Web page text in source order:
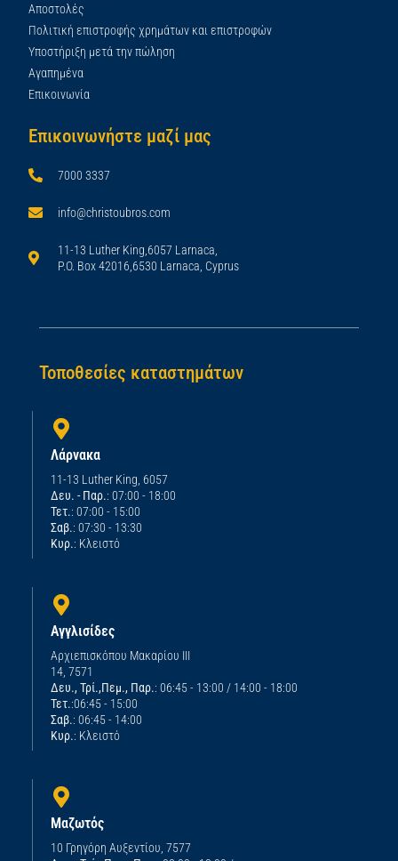
Αποστολές
Πολιτική επιστροφής χρημάτων και επιστροφών
Υποστήριξη μετά την πώληση
Αγαπημένα
Επικοινωνία
Επικοινωνήστε μαζί μας
7000 3337
info@christoubros.com
11-13 Luther King,6057 Larnaca,
P.O. Box 42016,6530 Larnaca, Cyprus
Τοποθεσίες καταστημάτων
Λάρνακα
11-13 Luther King, 6057
Δευ. - Παρ.: 07:00 - 18:00
Τετ.: 07:00 - 15:00
Σαβ.: 07:30 - 13:30
Κυρ.: Κλειστό
Αγγλισίδες
Αρχιεπισκόπου Μακαρίου ΙΙΙ
14, 7571
Δευ., Τρί.,Πεμ., Παρ.: 06:45 - 13:00 / 14:00 - 18:00
Τετ.:06:45 - 15:00
Σαβ.: 06:45 - 14:00
Κυρ.: Κλειστό
Μαζωτός
10 Γρηγόρη Αυξεντίου, 7577